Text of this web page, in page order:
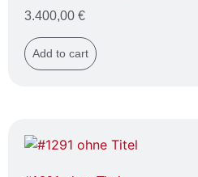
3.400,00 €
Add to cart